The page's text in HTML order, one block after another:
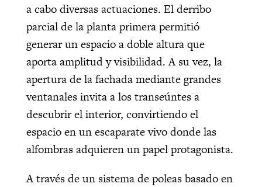
a cabo diversas actuaciones. El derribo
parcial de la planta primera permitió
generar un espacio a doble altura que
aporta amplitud y visibilidad. A su vez, la
apertura de la fachada mediante grandes
ventanales invita a los transeúntes a
descubrir el interior, convirtiendo el
espacio en un escaparate vivo donde las
alfombras adquieren un papel protagonista.
A través de un sistema de poleas basado en